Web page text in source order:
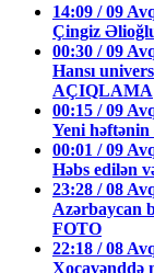
14:09 / 09
Çingiz
00:30 / 09
Hansı
AÇIQLAMA
00:15 / 09
Yeni həftənin
00:01 / 09
Həbs edilən
23:28 / 08
Azərbaycan
FOTO
22:18 / 08